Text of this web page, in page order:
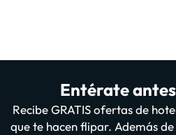
Entérate
Recibe GRATIS ofertas de
que te hacen flipar. Además